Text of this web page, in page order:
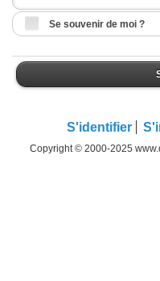
Se souvenir de moi ?
S'identifier
Copyright © 2000-2025